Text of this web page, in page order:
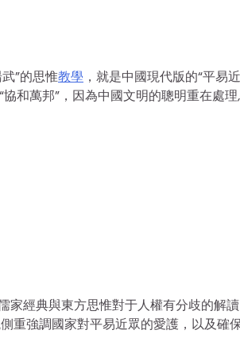
”的思惟教學 ，就是中國現代版的“平易近
和萬邦”，因為中國文明的聰明重在處
經典與東方思惟對于人權有分歧的解
重強調國家對平易近眾的愛護，以及確